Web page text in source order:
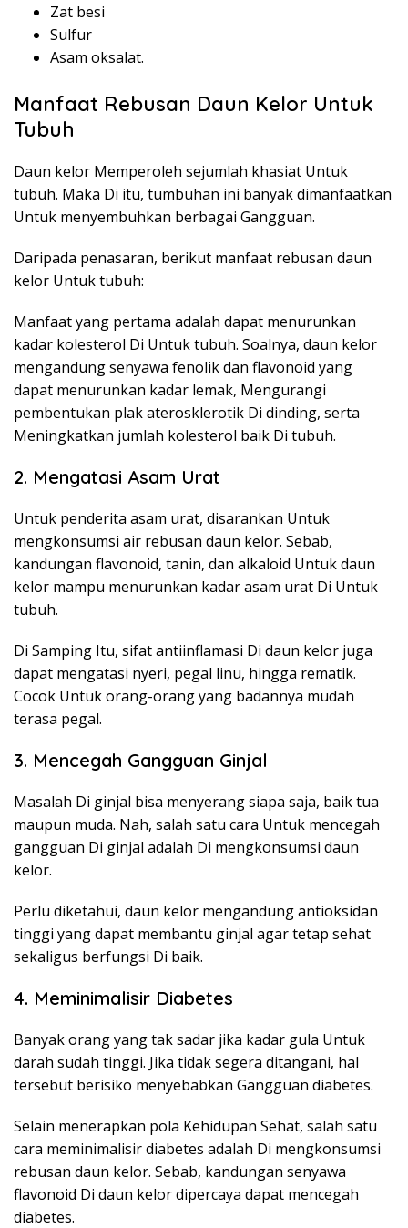
Zat besi
Sulfur
Asam oksalat.
Manfaat Rebusan Daun Kelor Untuk
Tubuh
Daun kelor Memperoleh sejumlah khasiat Untuk
tubuh. Maka Di itu, tumbuhan ini banyak dimanfaatkan
Untuk menyembuhkan berbagai Gangguan.
Daripada penasaran, berikut manfaat rebusan daun
kelor Untuk tubuh:
Manfaat yang pertama adalah dapat menurunkan
kadar kolesterol Di Untuk tubuh. Soalnya, daun kelor
mengandung senyawa fenolik dan flavonoid yang
dapat menurunkan kadar lemak, Mengurangi
pembentukan plak aterosklerotik Di dinding, serta
Meningkatkan jumlah kolesterol baik Di tubuh.
2. Mengatasi Asam Urat
Untuk penderita asam urat, disarankan Untuk
mengkonsumsi air rebusan daun kelor. Sebab,
kandungan flavonoid, tanin, dan alkaloid Untuk daun
kelor mampu menurunkan kadar asam urat Di Untuk
tubuh.
Di Samping Itu, sifat antiinflamasi Di daun kelor juga
dapat mengatasi nyeri, pegal linu, hingga rematik.
Cocok Untuk orang-orang yang badannya mudah
terasa pegal.
3. Mencegah Gangguan Ginjal
Masalah Di ginjal bisa menyerang siapa saja, baik tua
maupun muda. Nah, salah satu cara Untuk mencegah
gangguan Di ginjal adalah Di mengkonsumsi daun
kelor.
Perlu diketahui, daun kelor mengandung antioksidan
tinggi yang dapat membantu ginjal agar tetap sehat
sekaligus berfungsi Di baik.
4. Meminimalisir Diabetes
Banyak orang yang tak sadar jika kadar gula Untuk
darah sudah tinggi. Jika tidak segera ditangani, hal
tersebut berisiko menyebabkan Gangguan diabetes.
Selain menerapkan pola Kehidupan Sehat, salah satu
cara meminimalisir diabetes adalah Di mengkonsumsi
rebusan daun kelor. Sebab, kandungan senyawa
flavonoid Di daun kelor dipercaya dapat mencegah
diabetes.